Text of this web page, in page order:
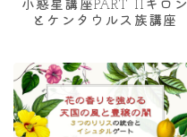
小惑星講座PART IIキロン
とケンタウルス族講座